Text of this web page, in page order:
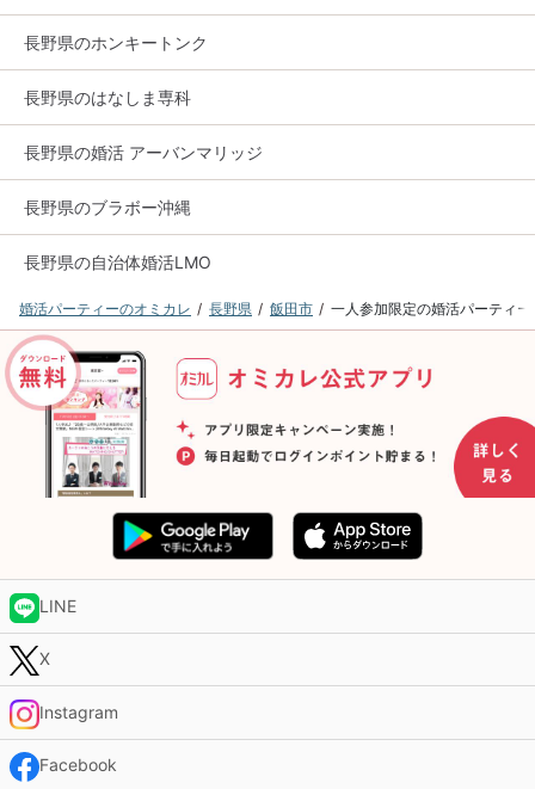
長野県のホンキートンク
長野県のはなしま専科
長野県の婚活 アーバンマリッジ
長野県のブラボー沖縄
長野県の自治体婚活LMO
婚活パーティーのオミカレ 長野県 飯田市 一人参加限定の婚活パーティー
LINE
X
Instagram
Facebook